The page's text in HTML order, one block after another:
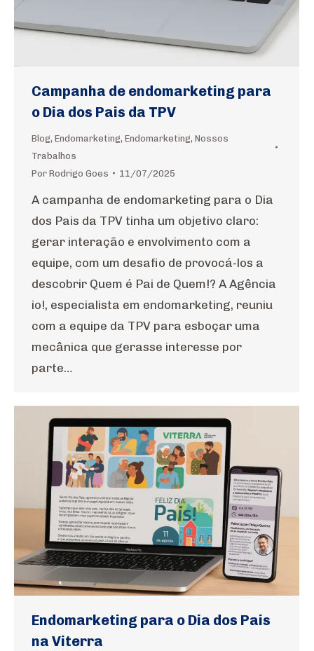
Campanha de endomarketing para
o Dia dos Pais da TPV
Blog, Endomarketing, Endomarketing, Nossos
Trabalhos
Por Rodrigo Goes 11/07/2025
A campanha de endomarketing para o Dia
dos Pais da TPV tinha um objetivo claro:
gerar interação e envolvimento com a
equipe, com um desafio de provocá-los a
descobrir Quem é Pai de Quem!? A Agência
io!, especialista em endomarketing, reuniu
com a equipe da TPV para esboçar uma
mecânica que gerasse interesse por
parte…
Endomarketing para o Dia dos Pais
na Viterra